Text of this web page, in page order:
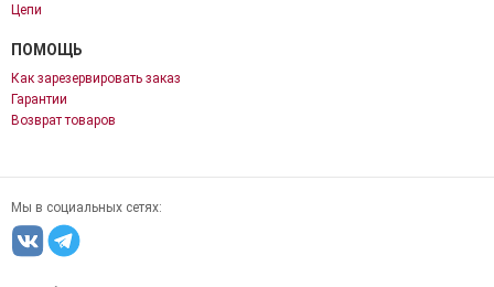
Цепи
ПОМОЩЬ
Как зарезервировать заказ
Гарантии
Возврат товаров
Мы в социальных сетях: